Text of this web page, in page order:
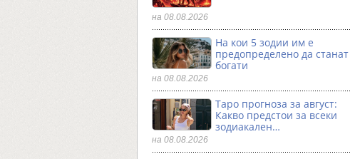
на 08.08.2026
На кои 5 зодии им е
предопределено да станат
богати
на 08.08.2026
Таро прогноза за август:
Какво предстои за всеки
зодиакален…
на 08.08.2026